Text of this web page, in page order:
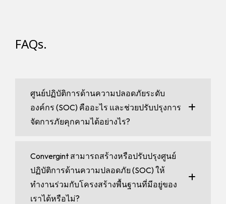
FAQs.
ศูนย์ปฏิบัติการด้านความปลอดภัยระดับ
องค์กร (SOC) คืออะไร และช่วยปรับปรุงการ
จัดการภัยคุกคามได้อย่างไร?
Convergint สามารถสร้างหรือปรับปรุงศูนย์
ปฏิบัติการด้านความปลอดภัย (SOC) ให้
ทำงานร่วมกับโครงสร้างพื้นฐานที่มีอยู่ของ
เราได้หรือไม่?